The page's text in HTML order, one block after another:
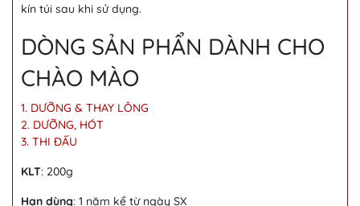
kín túi sau khi sử dụng.
DÒNG SẢN PHẨN DÀNH CHO
CHÀO MÀO
1. DƯỠNG & THAY LÔNG
2. DƯỠNG, HÓT
3. THI ĐẤU
KLT: 200g
Hạn dùng: 1 năm kể từ ngày SX